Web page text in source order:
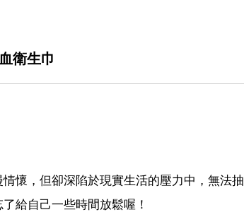
衛生巾
懷，但卻深陷於現實生活的壓力中，無法抽
給自己一些時間放鬆喔！